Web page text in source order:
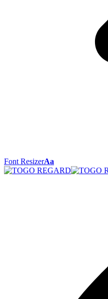
Font ResizerAa